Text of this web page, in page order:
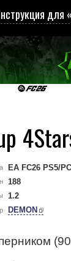
для
EA FC26 PS5/
188
1.2
DEMON